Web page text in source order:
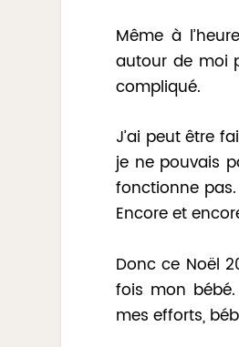
Même à
autour de moi
compliqué.
J’ai peut être
je ne pouvais
fonctionne
Encore et
Donc ce Noël
fois mon bébé.
mes efforts,